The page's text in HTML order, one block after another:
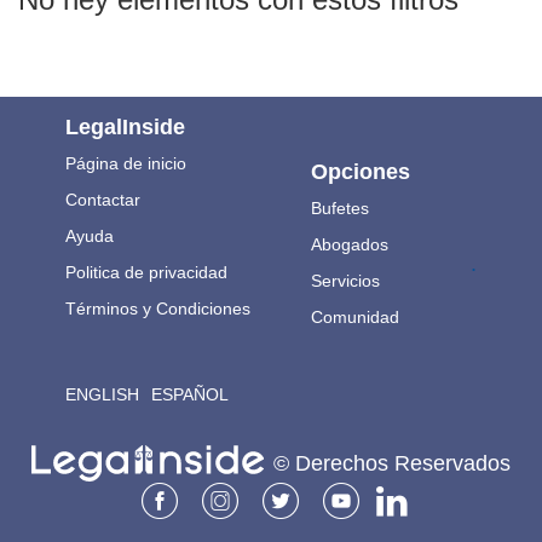
LegalInside
Página de inicio
Contactar
Ayuda
Politica de privacidad
Términos y Condiciones
ENGLISH ESPAÑOL
Opciones
Bufetes
Abogados
Servicios
Comunidad
.
© Derechos Reservados